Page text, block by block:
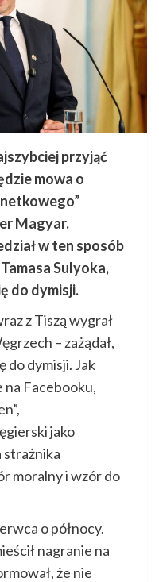
przyjąć
mowa o
Magyar.
w ten sposób
Sulyoka,
do dymisji.
z Tiszą wygrał
– zażądał,
do dymisji. Jak
na Facebooku,
jako
strażnika
moralny i wzór do
o północy.
nagranie na
że nie